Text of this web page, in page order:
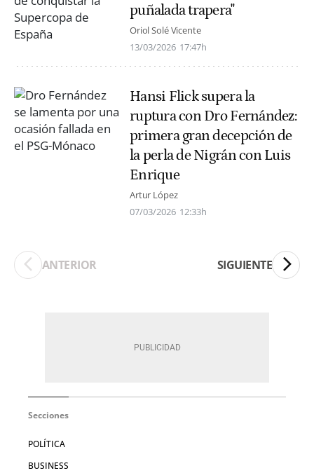
puñalada trapera"
Oriol Solé Vicente
13/03/2026 17:47h
Hansi Flick supera la
ruptura con Dro Fernández:
primera gran decepción de
la perla de Nigrán con Luis
Enrique
Artur López
07/03/2026 12:33h
ANTERIOR SIGUIENTE
Secciones
POLÍTICA
BUSINESS